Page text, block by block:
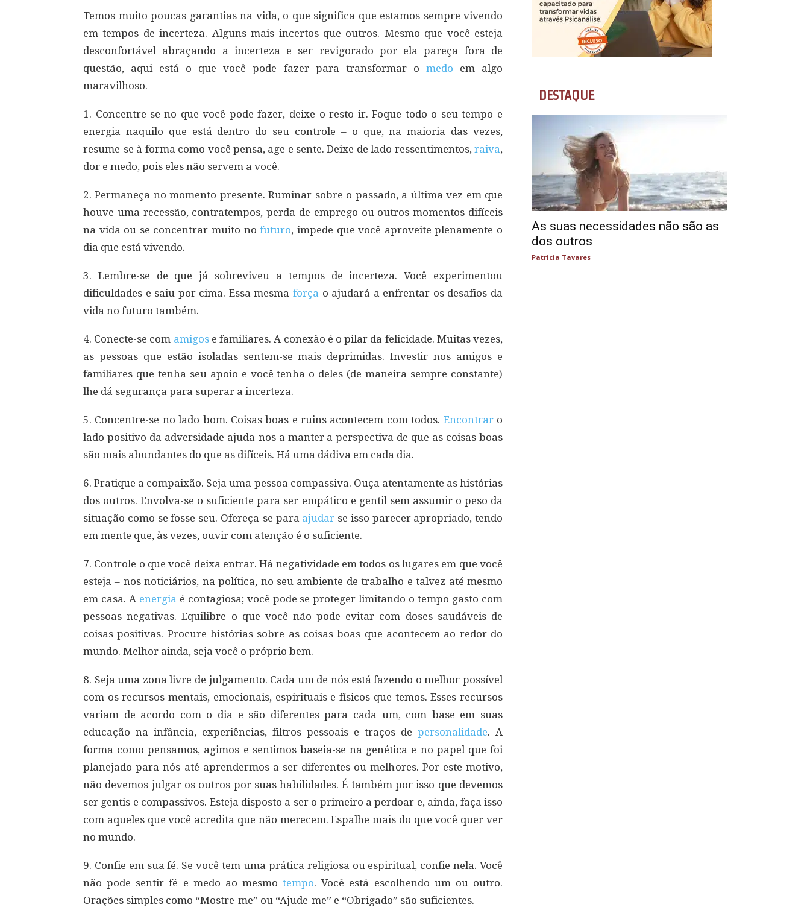
Temos muito poucas garantias na vida, o que significa que estamos sempre vivendo
em tempos de incerteza. Alguns mais incertos que outros. Mesmo que você esteja
desconfortável abraçando a incerteza e ser revigorado por ela pareça fora de
questão, aqui está o que você pode fazer para transformar o medo em algo
maravilhoso.
1. Concentre-se no que você pode fazer, deixe o resto ir. Foque todo o seu tempo e
energia naquilo que está dentro do seu controle – o que, na maioria das vezes,
resume-se à forma como você pensa, age e sente. Deixe de lado ressentimentos, raiva,
dor e medo, pois eles não servem a você.
2. Permaneça no momento presente. Ruminar sobre o passado, a última vez em que
houve uma recessão, contratempos, perda de emprego ou outros momentos difíceis
na vida ou se concentrar muito nofuturo, impede que você aproveite plenamente o
dia que está vivendo.
3. Lembre-se de que já sobreviveu a tempos de incerteza. Você experimentou
dificuldades e saiu por cima. Essa mesma força o ajudará a enfrentar os desafios da
vida no futuro também.
4. Conecte-se com amigose familiares. A conexão é o pilar da felicidade. Muitas vezes,
as pessoas que estão isoladas sentem-se mais deprimidas. Investir nos amigos e
familiares que tenha seu apoio e você tenha o deles (de maneira sempre constante)
lhe dá segurança para superar a incerteza.
5. Concentre-se no lado bom. Coisas boas e ruins acontecem com todos. Encontraro
lado positivo da adversidade ajuda-nos a manter a perspectiva de que as coisas boas
são mais abundantes do que as difíceis. Há uma dádiva em cada dia.
6. Pratique a compaixão. Seja uma pessoa compassiva. Ouça atentamente as histórias
dos outros. Envolva-se o suficiente para ser empático e gentil sem assumir o peso da
situação como se fosse seu. Ofereça-se para ajudar se isso parecer apropriado, tendo
em mente que, às vezes, ouvir com atenção é o suficiente.
7. Controle o que você deixa entrar. Há negatividade em todos os lugares em que você
esteja – nos noticiários, na política, no seu ambiente de trabalho e talvez até mesmo
em casa. A energia é contagiosa; você pode se proteger limitando o tempo gasto com
pessoas negativas. Equilibre o que você não pode evitar com doses saudáveis de
coisas positivas. Procure histórias sobre as coisas boas que acontecem ao redor do
mundo. Melhor ainda, seja você o próprio bem.
8. Seja uma zona livre de julgamento. Cada um de nós está fazendo o melhor possível
com os recursos mentais, emocionais, espirituais e físicos que temos. Esses recursos
variam de acordo com o dia e são diferentes para cada um, com base em suas
educação na infância, experiências, filtros pessoais e traços de personalidade. A
forma como pensamos, agimos e sentimos baseia-se na genética e no papel que foi
planejado para nós até aprendermos a ser diferentes ou melhores. Por este motivo,
não devemos julgar os outros por suas habilidades. É também por isso que devemos
ser gentis e compassivos. Esteja disposto a ser o primeiro a perdoar e, ainda, faça isso
com aqueles que você acredita que não merecem. Espalhe mais do que você quer ver
no mundo.
9. Confie em sua fé. Se você tem uma prática religiosa ou espiritual, confie nela. Você
não pode sentir fé e medo ao mesmotempo. Você está escolhendo um ou outro.
Orações simples como “Mostre-me” ou “Ajude-me” e “Obrigado” são suficientes.
DESTAQUE
As suas necessidades não são as
dos outros
Patricia Tavares